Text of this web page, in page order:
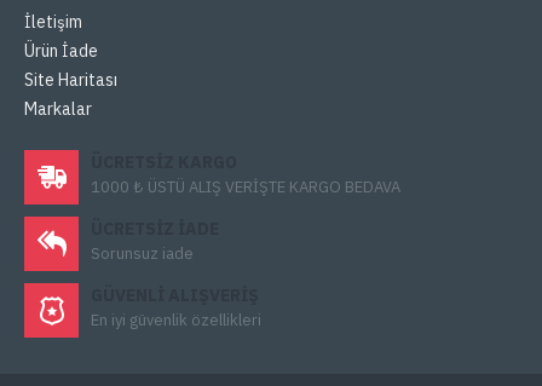
İletişim
Ürün İade
Site Haritası
Markalar
1000 ₺ ÜSTÜ ALIŞ VERİŞTE KARGO BEDAVA
Sorunsuz iade
En iyi güvenlik özellikleri